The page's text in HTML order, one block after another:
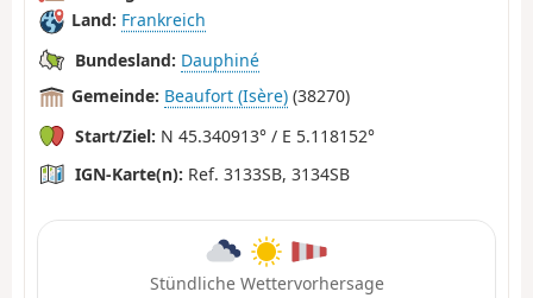
Land: Frankreich
Bundesland: Dauphiné
Gemeinde: Beaufort (Isère) (38270)
Start/Ziel: N 45.340913° / E 5.118152°
IGN-Karte(n): Ref. 3133SB, 3134SB
Stündliche Wettervorhersage